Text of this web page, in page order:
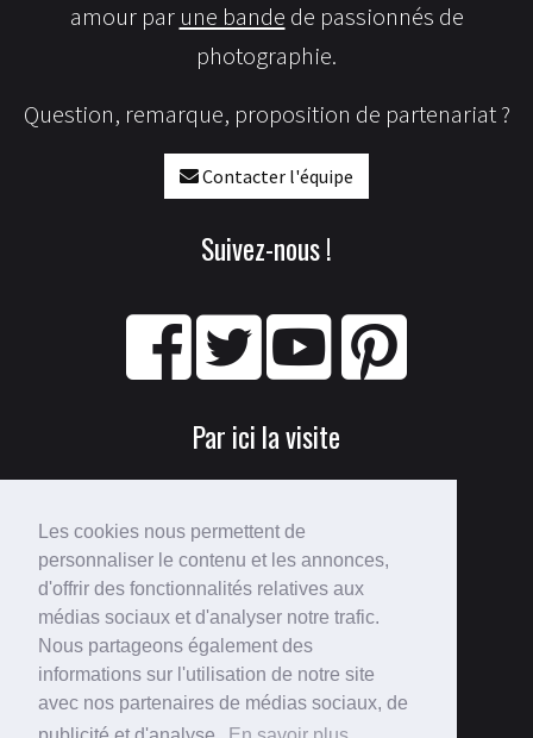
Les cookies nous permettent de
personnaliser le contenu et les annonces,
d'offrir des fonctionnalités relatives aux
médias sociaux et d'analyser notre trafic.
Nous partageons également des
informations sur l'utilisation de notre site
avec nos partenaires de médias sociaux, de
amour par une bande de passionnés de
photographie.
Question, remarque, proposition de partenariat ?
Contacter l'équipe
Suivez-nous !
Par ici la visite
Perdu ?
Voici le plan du site!